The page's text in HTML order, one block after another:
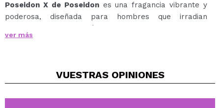
Poseidon X de Poseidones una fragancia vibrante y
poderosa, diseñada para hombres que irradian
confianza y determinación.
Su aroma comienza con una explosión especiada y
vainilla y elemí.
y sofisticado de almizcle, praliné, ámbar y madera de
ver más
VUESTRAS OPINIONES